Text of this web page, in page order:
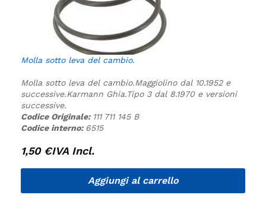
Molla sotto leva del cambio.
Molla sotto leva del cambio.Maggiolino dal 10.1952 e
successive.Karmann Ghia.Tipo 3 dal 8.1970 e versioni
successive.
Codice Originale: 111 711 145 B
Codice interno: 6515
1,50 €IVA Incl.
Aggiungi al carrello